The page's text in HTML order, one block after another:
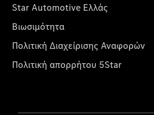
Star Automotive Ελλάς
Βιωσιμότητα
Πολιτική Διαχείρισης Αναφορών
Πολιτική απορρήτου 5Star